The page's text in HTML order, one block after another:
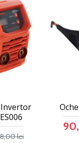
lei